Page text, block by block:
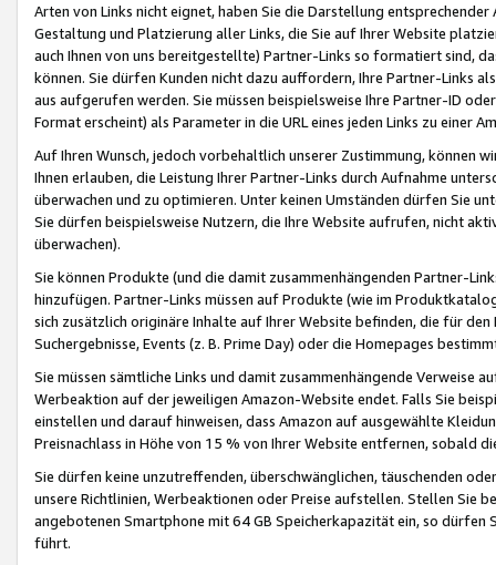
Arten von Links nicht eignet, haben Sie die Darstellung
Gestaltung und Platzierung aller Links, die Sie auf Ihrer Website
auch Ihnen von uns bereitgestellte) Partner-Links so formatiert sind,
können. Sie dürfen Kunden nicht dazu auffordern, Ihre Partner-Links
aus aufgerufen werden. Sie müssen beispielsweise Ihre Partner-ID
Format erscheint) als Parameter in die URL eines jeden Links zu einer
Auf Ihren Wunsch, jedoch vorbehaltlich unserer Zustimmung, können
Ihnen erlauben, die Leistung Ihrer Partner-Links durch Aufnahme
überwachen und zu optimieren. Unter keinen Umständen dürfen Sie
Sie dürfen beispielsweise Nutzern, die Ihre Website aufrufen, nicht
überwachen).
Sie können Produkte (und die damit zusammenhängenden Partner-
hinzufügen. Partner-Links müssen auf Produkte (wie im
sich zusätzlich originäre Inhalte auf Ihrer Website befinden, die für
Suchergebnisse, Events (z. B. Prime Day) oder die Homepages
Sie müssen sämtliche Links und damit zusammenhängende
Werbeaktion auf der jeweiligen Amazon-Website endet. Falls Sie
einstellen und darauf hinweisen, dass Amazon auf ausgewählte
Preisnachlass in Höhe von 15 % von Ihrer Website entfernen, sobald
Sie dürfen keine unzutreffenden, überschwänglichen, täuschenden
unsere Richtlinien, Werbeaktionen oder Preise aufstellen. Stellen Sie
angebotenen Smartphone mit 64 GB Speicherkapazität ein, so dürfen
führt.